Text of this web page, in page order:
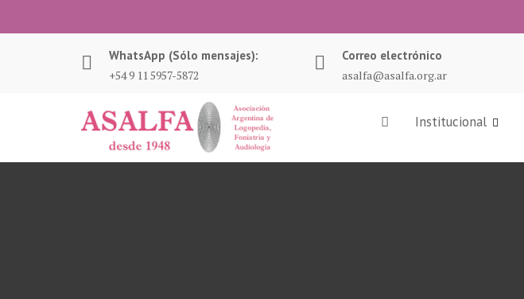
WhatsApp (Sólo mensajes):
+54 9 11 5957-5872
Correo electrónico
asalfa@asalfa.org.ar
Institucional